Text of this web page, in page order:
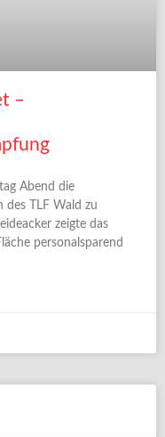
–
Abend die
des TLF Wald zu
zeigte das
personalsparend